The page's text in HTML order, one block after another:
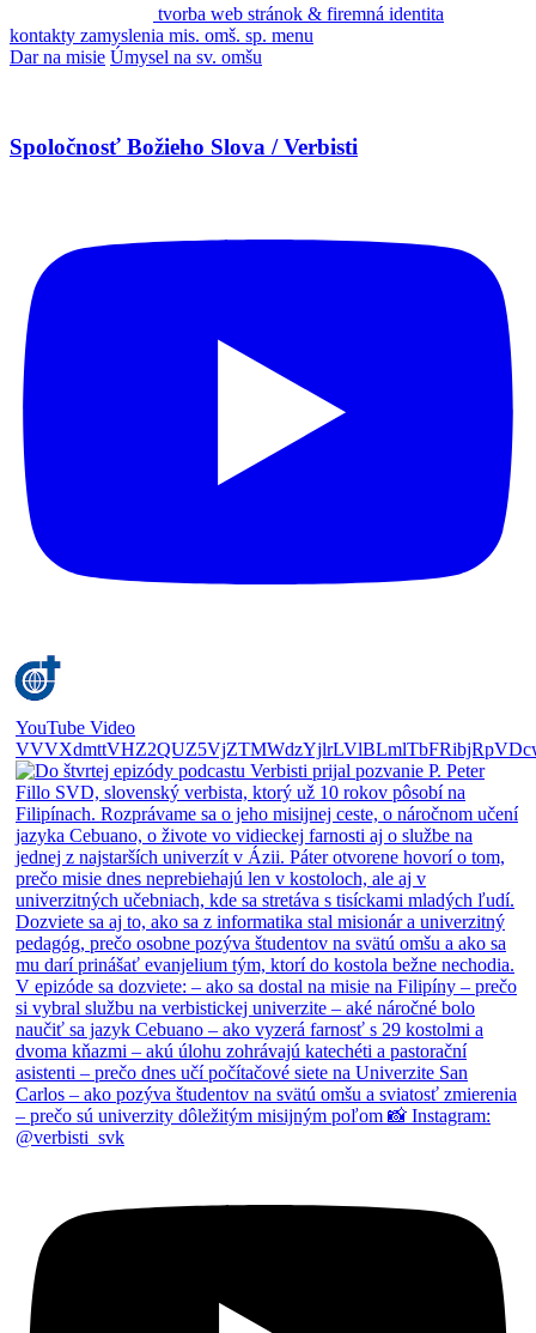
tvorba web stránok & firemná identita
kontakty zamyslenia mis. omš. sp. menu
Dar na misie Úmysel na sv. omšu
Spoločnosť Božieho Slova / Verbisti
YouTube Video